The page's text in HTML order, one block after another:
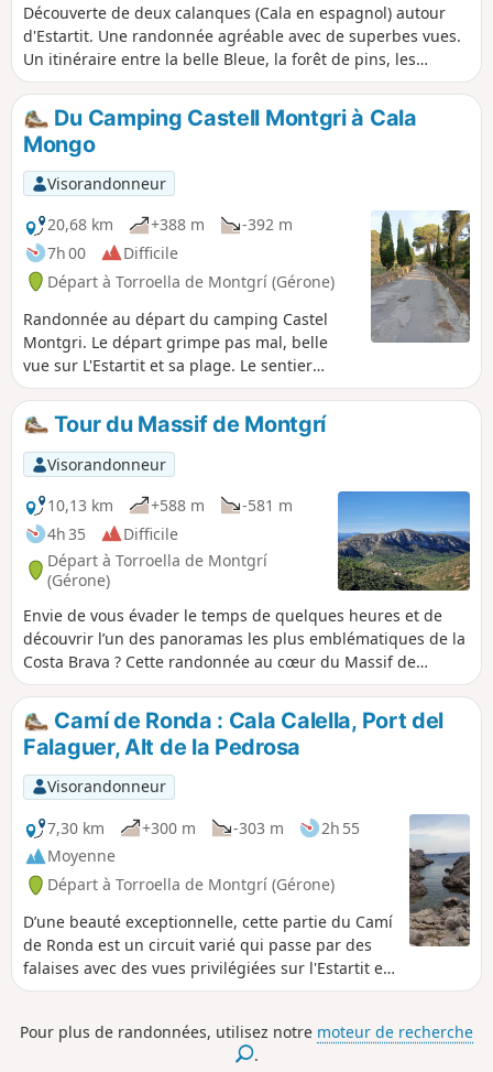
Découverte de deux calanques (Cala en espagnol) autour
d'Estartit. Une randonnée agréable avec de superbes vues.
Un itinéraire entre la belle Bleue, la forêt de pins, les
rochers. De très beaux panoramas sur les hauteurs avant
de descendre dans les calanques.
Du Camping Castell Montgri à Cala
Mongo
Visorandonneur
20,68 km
+388 m
-392 m
7h 00
Difficile
Départ à Torroella de Montgrí (Gérone)
Randonnée au départ du camping Castel
Montgri. Le départ grimpe pas mal, belle
vue sur L'Estartit et sa plage. Le sentier
permet d'accéder au GR® 92. C'est un
sentier facile jusqu'à Cala Montgo, puis il
faut prendre le sentier menant à la pointe
Punta Ventosa, un peu plus compliqué. Les
sentiers ne sont toujours pas visibles.
Prévoir de bonnes chaussures pour cette
randonnée qui offre des vues sur de belles
criques.
Tour du Massif de Montgrí
Visorandonneur
10,13 km
+588 m
-581 m
4h 35
Difficile
Départ à Torroella de Montgrí
(Gérone)
Envie de vous évader le temps de quelques heures et de
découvrir l’un des panoramas les plus emblématiques de la
Costa Brava ? Cette randonnée au cœur du Massif de
Montgrí dans le Parc Natural del Montgrí illes Medes i Baix
Ter vous plongera dans un paysage sauvage, où la Mer
Méditerranée se dévoile à chaque crête et où l’ermitage de
Santa Caterina veille silencieusement depuis des siècles.
Entre senteurs de romarin, vues incroyables sur les
Pyrénées, et sur les Îles Medes, ce parcours offre un
condensé de tout ce qu’on aime : sommets à gravir, nature
préservée, patrimoine et sensations de liberté. Il ne reste
qu’à chausser ses chaussures… et se laisser surprendre.
Attention : circuit exigeant réservé aux marcheurs habitués
aux terrains accidentés et caillouteux. Bien lire le
paragraphe Informations Pratiques. Application Visorando
conseillée
Camí de Ronda : Cala Calella, Port del
Falaguer, Alt de la Pedrosa
Visorandonneur
7,30 km
+300 m -303 m
2h 55
Moyenne
Départ à Torroella de Montgrí (Gérone)
D’une beauté exceptionnelle, cette partie du Camí
de Ronda est un circuit varié qui passe par des
falaises avec des vues privilégiées sur l'Estartit et
sa plage, les Îles Medes, Roca Maura et le littoral
l'aller, le retour se fait sur des chemins plus
faciles, bordés de garrigues et de plantations de
Pour plus de randonnées, utilisez notre moteur de recherche
.